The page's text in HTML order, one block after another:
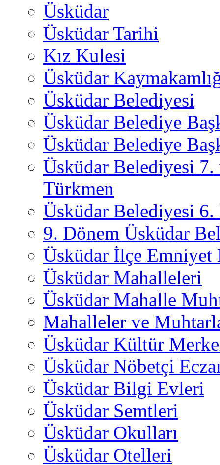
Üsküdar
Üsküdar Tarihi
Kız Kulesi
Üsküdar
Üsküdar Belediyesi
Üsküdar Belediye
Üsküdar Belediye
Üsküdar Belediyesi
Türkmen
Üsküdar Belediyesi 6.
9. Dönem Üsküdar
Üsküdar İlçe
Üsküdar Mahalleleri
Üsküdar Mahalle
Mahalleler ve
Üsküdar Kültür
Üsküdar Nöbetçi
Üsküdar Bilgi Evleri
Üsküdar Semtleri
Üsküdar Okulları
Üsküdar Otelleri